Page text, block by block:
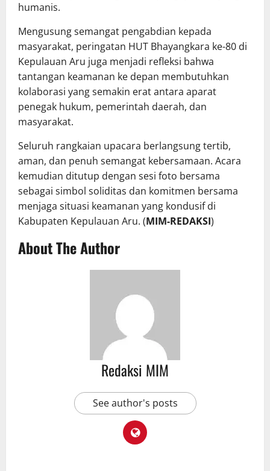
humanis.
Mengusung semangat pengabdian kepada
masyarakat, peringatan HUT Bhayangkara ke-80 di
Kepulauan Aru juga menjadi refleksi bahwa
tantangan keamanan ke depan membutuhkan
kolaborasi yang semakin erat antara aparat
penegak hukum, pemerintah daerah, dan
masyarakat.
Seluruh rangkaian upacara berlangsung tertib,
aman, dan penuh semangat kebersamaan. Acara
kemudian ditutup dengan sesi foto bersama
sebagai simbol soliditas dan komitmen bersama
menjaga situasi keamanan yang kondusif di
Kabupaten Kepulauan Aru. (MIM-REDAKSI)
About The Author
Redaksi MIM
See author's posts